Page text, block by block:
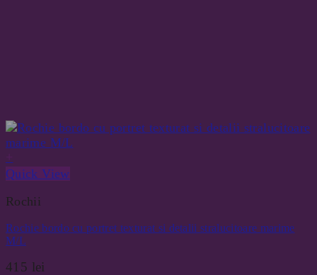
Quick View
Rochii
Rochie bordo cu portret texturat si detalii stralucitoare marime
M/L
415 lei